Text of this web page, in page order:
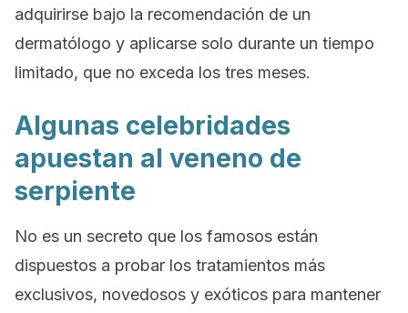
adquirirse bajo la recomendación de un
dermatólogo y aplicarse solo durante un tiempo
limitado, que no exceda los tres meses.
Algunas celebridades
apuestan al veneno de
serpiente
No es un secreto que los famosos están
dispuestos a probar los tratamientos más
exclusivos, novedosos y exóticos para mantener